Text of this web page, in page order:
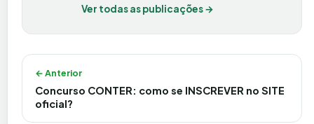
Ver todas as publicações →
Navegação de Post
← Anterior
Concurso CONTER: como se INSCREVER no SITE
oficial?